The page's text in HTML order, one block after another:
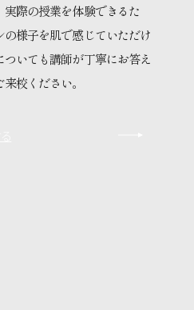
際の授業を体験できるた
様子を肌で感じていただけ
いても講師が丁寧にお答え
校ください。